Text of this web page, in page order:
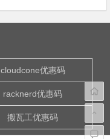
cloudcone优惠码
racknerd优惠码
搬瓦工优惠码